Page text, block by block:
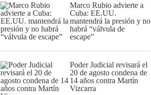
Marco Rubio advierte a
Cuba: EE.UU.
mantendrá la presión y no
habrá “válvula de
escape”
Poder Judicial revisará el
20 de agosto condena de
14 años contra Martín
Vizcarra